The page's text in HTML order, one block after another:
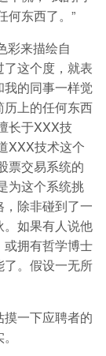
何东西了。”
彩来描绘自
这个度，就表
的同事一样觉
历上的任何东西
长于XXX技
XXX技术这个
票交易系统的
为这个系统挑
除非碰到了一
如果有人说他
拥有哲学博士
。 假设一无所
一下应聘者的